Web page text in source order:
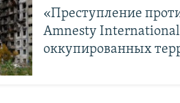
«Преступление
Amnesty
оккупированных